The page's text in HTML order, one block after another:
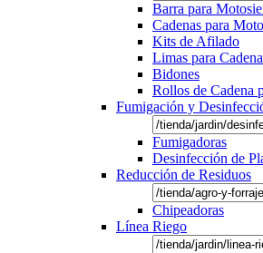
Barra para
Cadenas para
Kits de Afilado
Limas para
Bidones
Rollos de Cadena
Fumigación y
Fumigadoras
Desinfección de
Reducción de Residuos
Chipeadoras
Línea Riego